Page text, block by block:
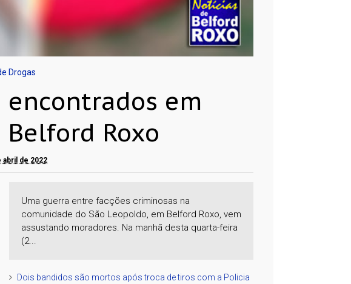
Drogas
encontrados em
Roxo
abril de 2022
Uma guerra entre facções criminosas na
comunidade do São Leopoldo, em Belford Roxo, vem
assustando moradores. Na manhã desta quarta-feira
(2...
Dois bandidos são mortos após troca de tiros com a Policia